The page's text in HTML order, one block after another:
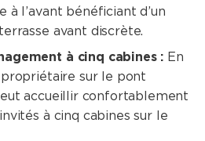
l’avant bénéficiant d’un
avant discrète.
à cinq cabines : En
sur le pont
accueillir confortablement
à cinq cabines sur le